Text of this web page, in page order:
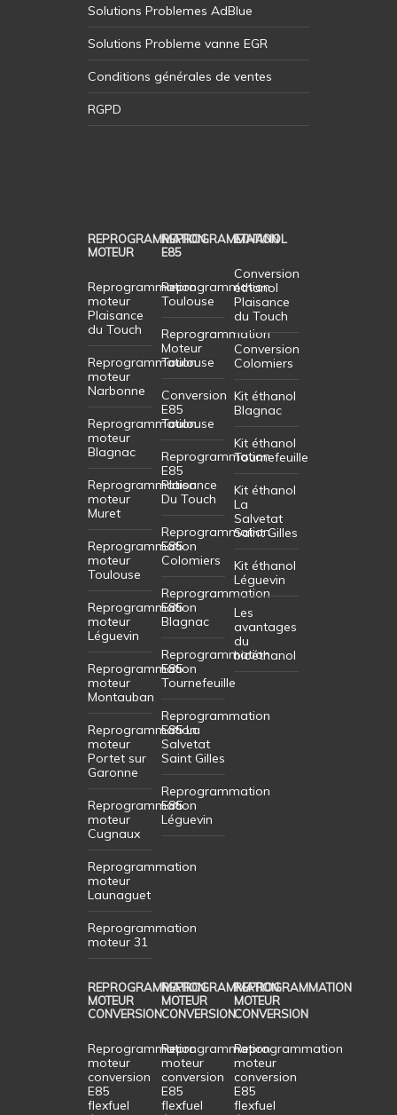
Solutions Problemes AdBlue
Solutions Probleme vanne EGR
Conditions générales de ventes
RGPD
REPROGRAMMATION
MOTEUR
Reprogrammation
moteur
Plaisance
du Touch
Reprogrammation
moteur
Narbonne
Reprogrammation
moteur
Blagnac
Reprogrammation
moteur
Muret
Reprogrammation
moteur
Toulouse
Reprogrammation
moteur
Léguevin
Reprogrammation
moteur
Montauban
Reprogrammation
moteur
Portet sur
Garonne
Reprogrammation
moteur
Cugnaux
Reprogrammation
moteur
Launaguet
Reprogrammation
moteur 31
REPROGRAMMATION
E85
Reprogrammation
Toulouse
Reprogrammation
Moteur
Toulouse
Conversion
E85
Toulouse
Reprogrammation
E85
Plaisance
Du Touch
Reprogrammation
E85
Colomiers
Reprogrammation
E85
Blagnac
Reprogrammation
E85
Tournefeuille
Reprogrammation
E85 La
Salvetat
Saint Gilles
Reprogrammation
E85
Léguevin
ETHANOL
Conversion
éthanol
Plaisance
du Touch
Conversion
Colomiers
Kit éthanol
Blagnac
Kit éthanol
Tournefeuille
Kit éthanol
La
Salvetat
Saint Gilles
Kit éthanol
Léguevin
Les
avantages
du
bioéthanol
REPROGRAMMATION
MOTEUR
CONVERSION
Reprogrammation
moteur
conversion
E85
flexfuel
REPROGRAMMATION
MOTEUR
CONVERSION
Reprogrammation
moteur
conversion
E85
flexfuel
REPROGRAMMATION
MOTEUR
CONVERSION
Reprogrammation
moteur
conversion
E85
flexfuel